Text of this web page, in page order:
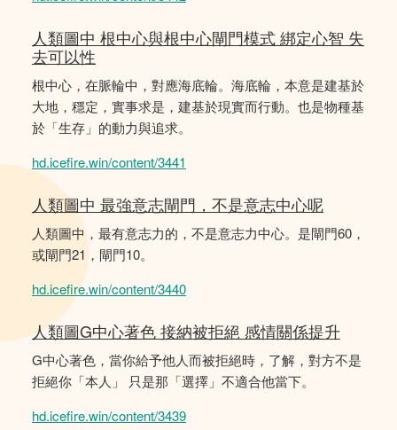
人類圖中 根中心與根中心閘門模式 綁定心智 失
去可以性
根中心，在脈輪中，對應海底輪。海底輪，本意是建基於
大地，穩定，實事求是，建基於現實而行動。也是物種基
於「生存」的動力與追求。
hd.icefire.win/content/3441
人類圖中 最強意志閘門，不是意志中心呢
人類圖中，最有意志力的，不是意志力中心。是閘門60，
或閘門21，閘門10。
hd.icefire.win/content/3440
人類圖G中心著色 接納被拒絕 感情關係提升
G中心著色，當你給予他人而被拒絕時，了解，對方不是
拒絕你「本人」 只是那「選擇」不適合他當下。
hd.icefire.win/content/3439